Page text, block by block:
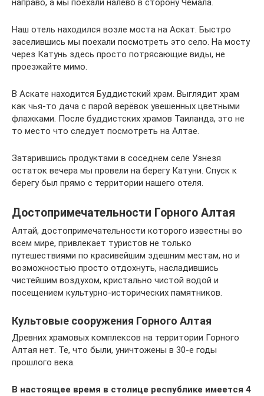
направо, а мы поехали налево в сторону Чемала.
Наш отель находился возле моста на Аскат. Быстро
заселившись мы поехали посмотреть это село. На мосту
через Катунь здесь просто потрясающие виды, не
проезжайте мимо.
В Аскате находится Буддистский храм. Выглядит храм
как чья-то дача с парой верёвок увешенных цветными
флажками. После буддистских храмов Таиланда, это не
то место что следует посмотреть на Алтае.
Затарившись продуктами в соседнем селе Узнезя
остаток вечера мы провели на берегу Катуни. Спуск к
берегу был прямо с территории нашего отеля.
Достопримечательности Горного Алтая
Алтай, достопримечательности которого известны во
всем мире, привлекает туристов не только
путешествиями по красивейшим здешним местам, но и
возможностью просто отдохнуть, насладившись
чистейшим воздухом, кристально чистой водой и
посещением культурно-исторических памятников.
Культовые сооружения Горного Алтая
Древних храмовых комплексов на территории Горного
Алтая нет. Те, что были, уничтожены в 30-е годы
прошлого века.
В настоящее время в столице республике имеется 4